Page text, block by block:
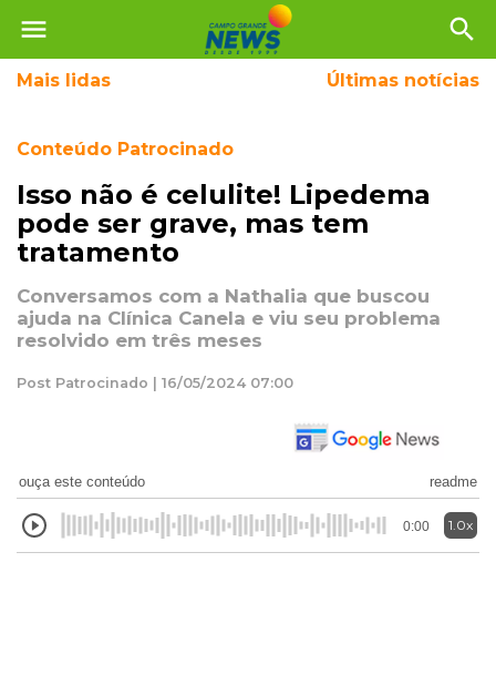
menu search
Mais lidas Últimas notícias
Conteúdo Patrocinado
Isso não é celulite! Lipedema
pode ser grave, mas tem
tratamento
Conversamos com a Nathalia que buscou
ajuda na Clínica Canela e viu seu problema
resolvido em três meses
Post Patrocinado | 16/05/2024 07:00
ouça este conteúdo readme
0:00 1.0x